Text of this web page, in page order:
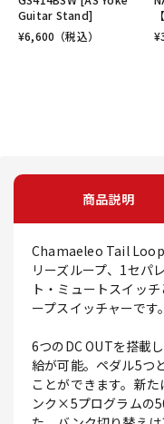
Guitar Stand]
¥6,600 （税込）
¥
商品説明
Chamaeleo Tail Loop
リーズループ、1セパ
ト・ミュートスイッ
ープスイッチャーです。
6つのDC OUTを搭載
給が可能。ペダル5つ
ことができます。新
ンク×5プログラムの